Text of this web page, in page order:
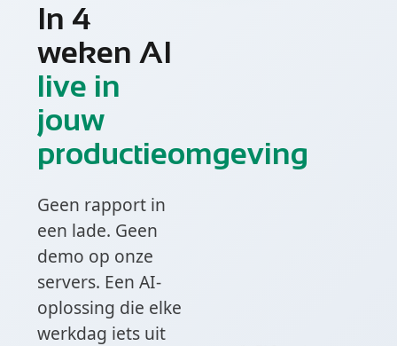
In 4
weken AI
live in
jouw
productieomgeving
Geen rapport in
een lade. Geen
demo op onze
servers. Een AI-
oplossing die elke
werkdag iets uit